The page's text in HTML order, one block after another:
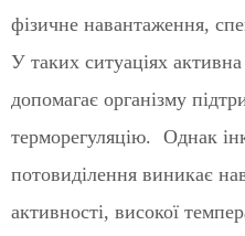
фізичне навантаження,
У таких ситуаціях
допомагає організму
терморегуляцію. Однак
потовиділення виникає
активності, високої